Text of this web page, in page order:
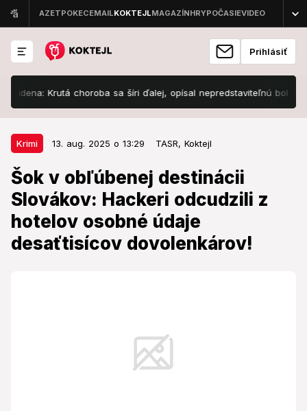
Prihlásiť
Krutá choroba sa šíri ďalej, opísal nepredstaviteľnú bolesť!
Krimi 13. aug. 2025 o 13:29 TASR, Koktejl
Šok v obľúbenej destinácii
Slovákov: Hackeri odcudzili z
hotelov osobné údaje
desaťtisícov dovolenkárov!
Krimi 13. aug. 2025 o 13:29
Šok v obľúbenej destinácii
Slovákov: Hackeri odcudzili z
hotelov osobné údaje
desaťtisícov dovolenkárov!